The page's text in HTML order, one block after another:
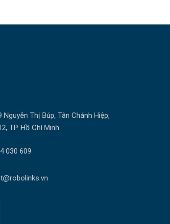
Nguyễn Thị Búp, Tân Chánh Hiệp,
TP. Hồ Chí Minh
030 609